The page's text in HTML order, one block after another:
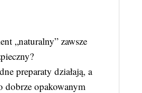
„naturalny” zawsze
preparaty działają, a
dobrze opakowanym